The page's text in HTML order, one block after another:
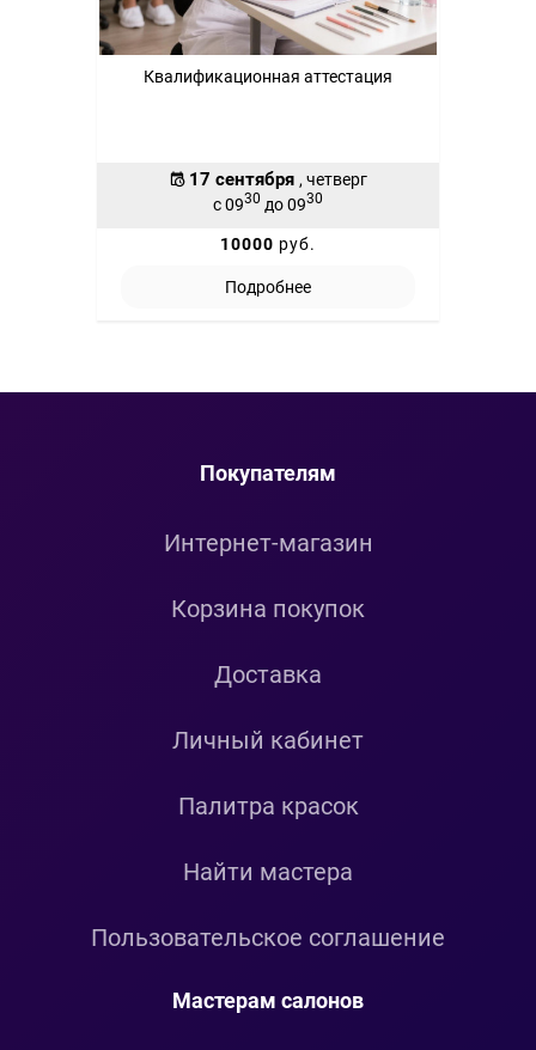
Квалификационная аттестация
17 сентября , четверг
с 0930 до 0930
10000 руб.
Подробнее
Покупателям
Интернет-магазин
Корзина покупок
Доставка
Личный кабинет
Палитра красок
Найти мастера
Пользовательское соглашение
Мастерам салонов